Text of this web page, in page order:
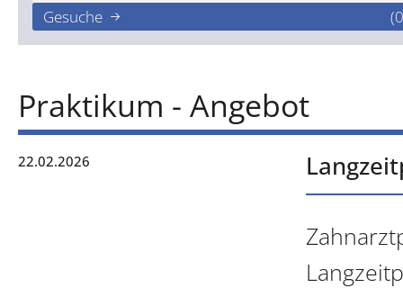
Gesuche
Praktikum - Angebot
22.02.2026